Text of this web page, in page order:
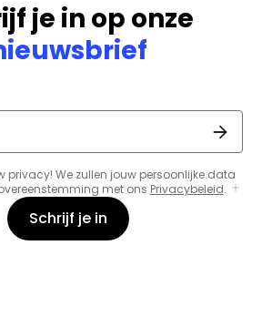
je in op onze
privacy! We zullen jouw persoonlijke data
met ons Privacybeleid.
Schrijf je in